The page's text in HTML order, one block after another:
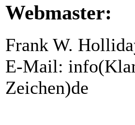
Webmaster:
Frank W.
E-Mail:
Zeichen)de